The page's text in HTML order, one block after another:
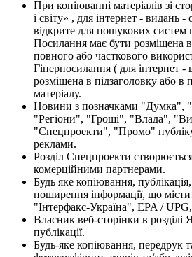
При копіюванні матеріалів зі
і світу» , для інтернет - видань
відкрите для пошукових систем
Посилання має бути розміщена в
повного або часткового
Гіперпосилання ( для інтернет
розміщена в підзаголовку або в
матеріалу.
Новини з позначками "Думка",
"Регіони", "Гроші", "Влада",
"Спецпроекти", "Промо"
реклами.
Розділ Спецпроекти
комерційними партнерами.
Будь яке копіювання,
поширення інформації, що
"Інтерфакс-Україна", EPA /
Власник веб-сторінки в розділі
публікації.
Будь-яке копіювання, передрук